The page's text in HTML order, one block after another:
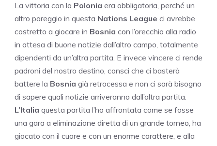
La vittoria con la Polonia era obbligatoria, perché un
altro pareggio in questa Nations League ci avrebbe
costretto a giocare in Bosnia con l’orecchio alla radio
in attesa di buone notizie dall’altro campo, totalmente
dipendenti da un’altra partita. E invece vincere ci rende
padroni del nostro destino, consci che ci basterà
battere la Bosnia già retrocessa e non ci sarà bisogno
di sapere quali notizie arriveranno dall’altra partita.
L’Italia questa partita l’ha affrontata come se fosse
una gara a eliminazione diretta di un grande torneo, ha
giocato con il cuore e con un enorme carattere, e alla